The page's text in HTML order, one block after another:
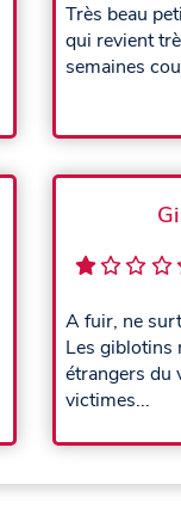
Très beau
qui revient
semaines
A fuir, ne
Les giblotins
étrangers du
victimes...